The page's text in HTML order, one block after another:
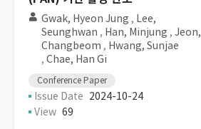
Gwak, Hyeon Jung , Lee,
Seunghwan , Han, Minjung , Jeon,
Changbeom , Hwang, Sunjae
, Chae, Han Gi
Conference Paper
Issue Date 2024-10-24
View 69